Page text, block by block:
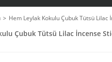
Hem Leylak Kokulu Çubuk Tütsü Lilac
Çubuk Tütsü Lilac İncense